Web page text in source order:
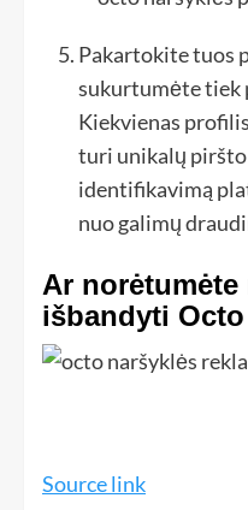
Pakartokite tuos
sukurtumėte tiek
Kiekvienas
turi unikalų piršto
identifikavimą
nuo galimų
Ar norėtumėte
išbandyti
Source link